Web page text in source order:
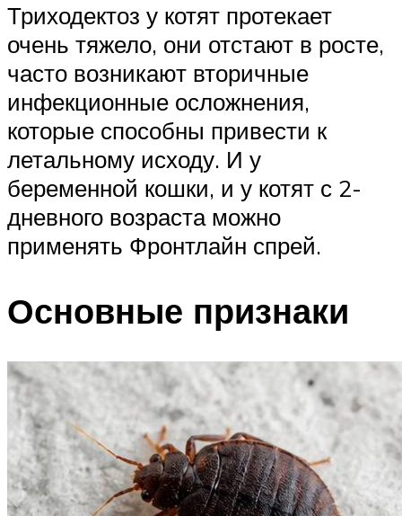
Триходектоз у котят протекает
очень тяжело, они отстают в росте,
часто возникают вторичные
инфекционные осложнения,
которые способны привести к
летальному исходу. И у
беременной кошки, и у котят с 2-
дневного возраста можно
применять Фронтлайн спрей.
Основные признаки